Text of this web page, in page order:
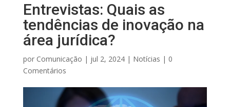
Entrevistas: Quais as
tendências de inovação na
área jurídica?
por Comunicação | jul 2, 2024| Notícias | 0
Comentários